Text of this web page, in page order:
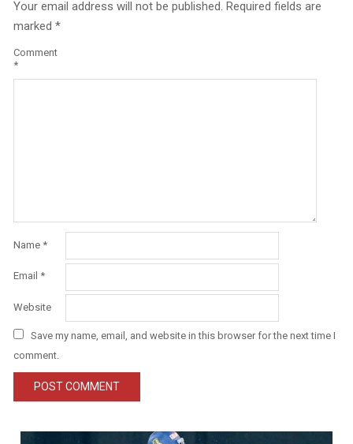
Your email address will not be published. Required fields are
marked *
Comment
*
Name *
Email *
Website
Save my name, email, and website in this browser for the next time I
comment.